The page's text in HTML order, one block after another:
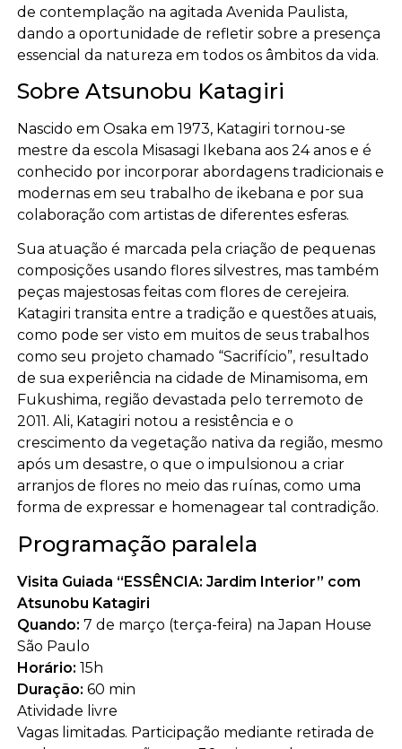
de contemplação na agitada Avenida Paulista,
dando a oportunidade de refletir sobre a presença
essencial da natureza em todos os âmbitos da vida.
Sobre Atsunobu Katagiri
Nascido em Osaka em 1973, Katagiri tornou-se
mestre da escola Misasagi Ikebana aos 24 anos e é
conhecido por incorporar abordagens tradicionais e
modernas em seu trabalho de ikebana e por sua
colaboração com artistas de diferentes esferas.
Sua atuação é marcada pela criação de pequenas
composições usando flores silvestres, mas também
peças majestosas feitas com flores de cerejeira.
Katagiri transita entre a tradição e questões atuais,
como pode ser visto em muitos de seus trabalhos
como seu projeto chamado “Sacrifício”, resultado
de sua experiência na cidade de Minamisoma, em
Fukushima, região devastada pelo terremoto de
2011. Ali, Katagiri notou a resistência e o
crescimento da vegetação nativa da região, mesmo
após um desastre, o que o impulsionou a criar
arranjos de flores no meio das ruínas, como uma
forma de expressar e homenagear tal contradição.
Programação paralela
Visita Guiada “ESSÊNCIA: Jardim Interior” com
Atsunobu Katagiri
Quando: 7 de março (terça-feira) na Japan House
São Paulo
Horário: 15h
Duração: 60 min
Atividade livre
Vagas limitadas. Participação mediante retirada de